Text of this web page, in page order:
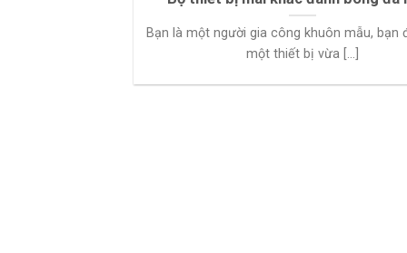
Bạn là một người gia công khuôn mẫu, bạn
một thiết bị vừa [...]